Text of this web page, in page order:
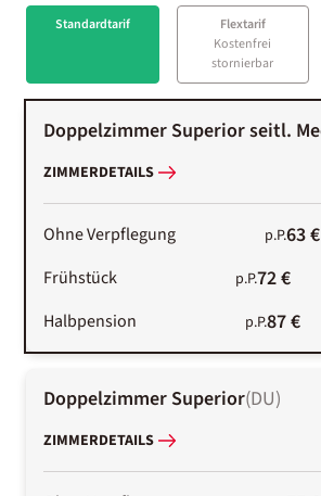
Standardtarif
Flextarif
Kostenfrei
stornierbar
Doppelzimmer Superior seitl.
ZIMMERDETAILS
Ohne Verpflegung p.P.63 €
Frühstück p.P.72 €
Halbpension p.P.87 €
Doppelzimmer Superior(DU)
ZIMMERDETAILS